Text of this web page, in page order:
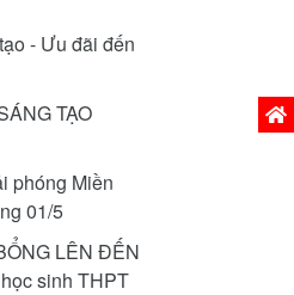
- Ưu đãi đến
TẠO
phóng Miền
01/5
LÊN ĐẾN
sinh THPT